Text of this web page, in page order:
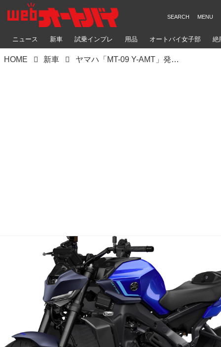
ニュース 新車 試乗インプレ 用品 オートバイ女子部 絶
HOME 新車 ヤマハ「MT-09 Y-AMT」発売｜新電子制御シフト機構“Y-AMT”を搭載、AT限定大型二輪免許でも運転できる！